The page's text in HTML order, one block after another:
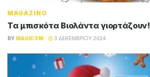
MAGAZINO
Τα μπισκότα Βιολάντα γιορτάζουν!
BY MAGIC FM 3 ΔΕΚΕΜΒΡΊΟΥ 2024